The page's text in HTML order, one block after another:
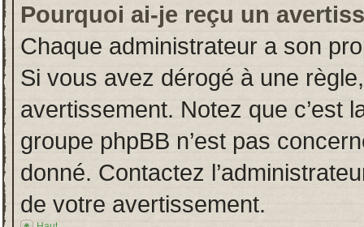
Pourquoi ai-je reçu un
Chaque administrateur a son
Si vous avez dérogé à une
avertissement. Notez que c’est
groupe phpBB n’est pas
donné. Contactez
de votre avertissement.